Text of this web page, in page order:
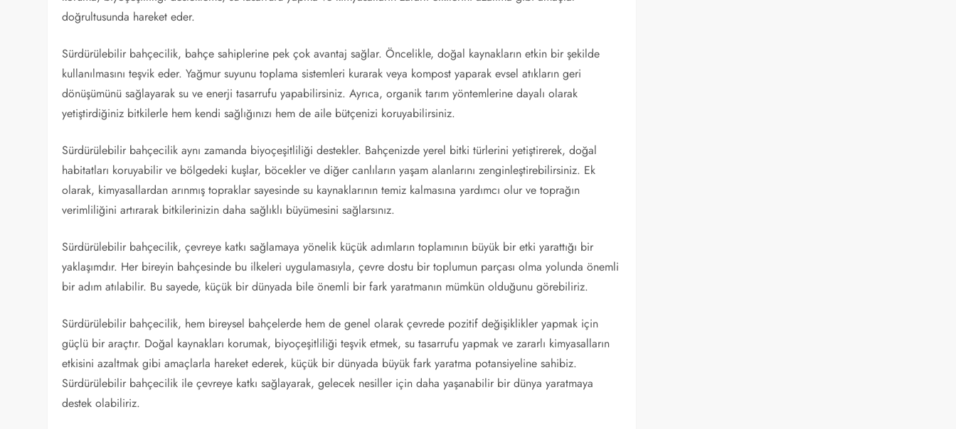
doğrultusunda hareket eder.
Sürdürülebilir bahçecilik, bahçe sahiplerine pek çok avantaj sağlar. Öncelikle, doğal kaynakların etkin bir şekilde
kullanılmasını teşvik eder. Yağmur suyunu toplama sistemleri kurarak veya kompost yaparak evsel atıkların geri
dönüşümünü sağlayarak su ve enerji tasarrufu yapabilirsiniz. Ayrıca, organik tarım yöntemlerine dayalı olarak
yetiştirdiğiniz bitkilerle hem kendi sağlığınızı hem de aile bütçenizi koruyabilirsiniz.
Sürdürülebilir bahçecilik aynı zamanda biyoçeşitliliği destekler. Bahçenizde yerel bitki türlerini yetiştirerek, doğal
habitatları koruyabilir ve bölgedeki kuşlar, böcekler ve diğer canlıların yaşam alanlarını zenginleştirebilirsiniz. Ek
olarak, kimyasallardan arınmış topraklar sayesinde su kaynaklarının temiz kalmasına yardımcı olur ve toprağın
verimliliğini artırarak bitkilerinizin daha sağlıklı büyümesini sağlarsınız.
Sürdürülebilir bahçecilik, çevreye katkı sağlamaya yönelik küçük adımların toplamının büyük bir etki yarattığı bir
yaklaşımdır. Her bireyin bahçesinde bu ilkeleri uygulamasıyla, çevre dostu bir toplumun parçası olma yolunda önemli
bir adım atılabilir. Bu sayede, küçük bir dünyada bile önemli bir fark yaratmanın mümkün olduğunu görebiliriz.
Sürdürülebilir bahçecilik, hem bireysel bahçelerde hem de genel olarak çevrede pozitif değişiklikler yapmak için
güçlü bir araçtır. Doğal kaynakları korumak, biyoçeşitliliği teşvik etmek, su tasarrufu yapmak ve zararlı kimyasalların
etkisini azaltmak gibi amaçlarla hareket ederek, küçük bir dünyada büyük fark yaratma potansiyeline sahibiz.
Sürdürülebilir bahçecilik ile çevreye katkı sağlayarak, gelecek nesiller için daha yaşanabilir bir dünya yaratmaya
destek olabiliriz.